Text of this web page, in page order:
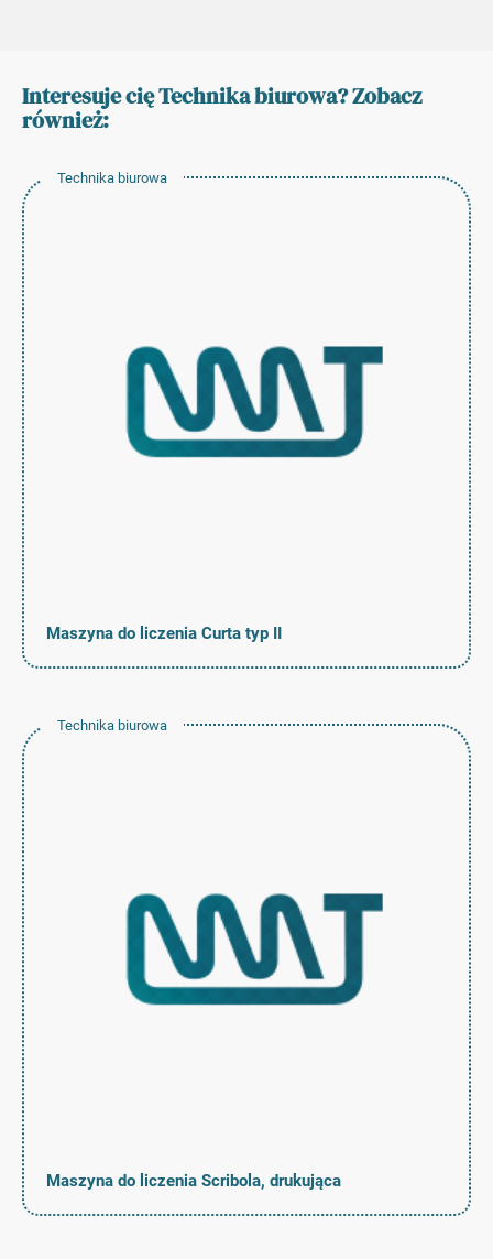
Interesuje cię Technika biurowa? Zobacz
również:
Technika biurowa
Maszyna do liczenia Curta typ II
Technika biurowa
Maszyna do liczenia Scribola, drukująca